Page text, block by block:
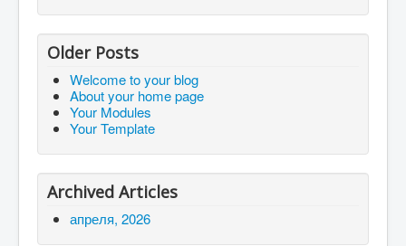
Older Posts
Welcome to your blog
About your home page
Your Modules
Your Template
Archived Articles
апреля, 2026